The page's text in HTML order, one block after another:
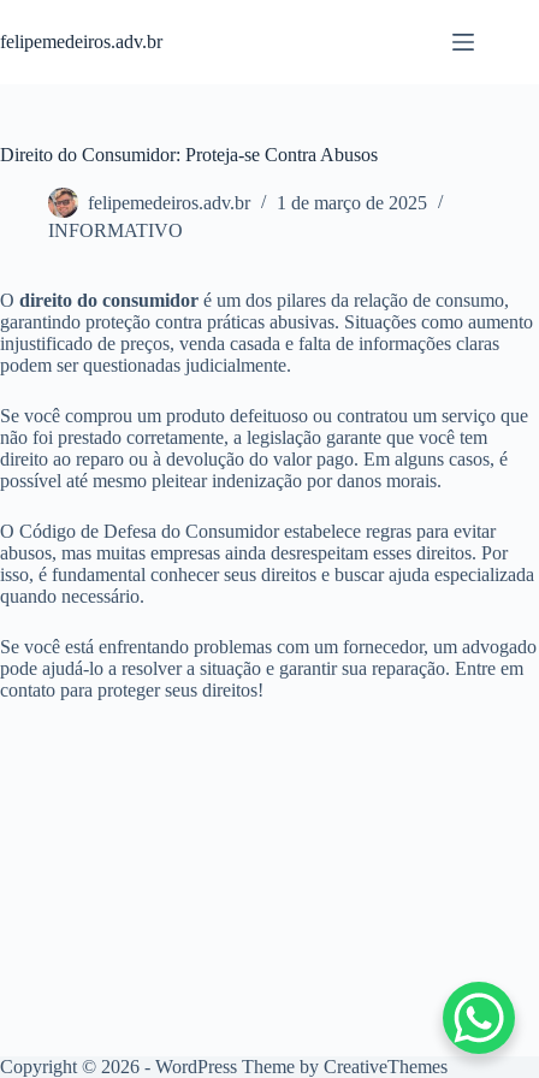
para
o
felipemedeiros.adv.br
Direito do Consumidor: Proteja-se Contra Abusos
felipemedeiros.adv.br
1 de março de 2025
INFORMATIVO
O direito do consumidor é um dos pilares da relação de consumo,
garantindo proteção contra práticas abusivas. Situações como aumento
injustificado de preços, venda casada e falta de informações claras
podem ser questionadas judicialmente.
Se você comprou um produto defeituoso ou contratou um serviço que
não foi prestado corretamente, a legislação garante que você tem
direito ao reparo ou à devolução do valor pago. Em alguns casos, é
possível até mesmo pleitear indenização por danos morais.
O Código de Defesa do Consumidor estabelece regras para evitar
abusos, mas muitas empresas ainda desrespeitam esses direitos. Por
isso, é fundamental conhecer seus direitos e buscar ajuda especializada
quando necessário.
Se você está enfrentando problemas com um fornecedor, um advogado
pode ajudá-lo a resolver a situação e garantir sua reparação. Entre em
contato para proteger seus direitos!
Copyright © 2026 - WordPress Theme by CreativeThemes